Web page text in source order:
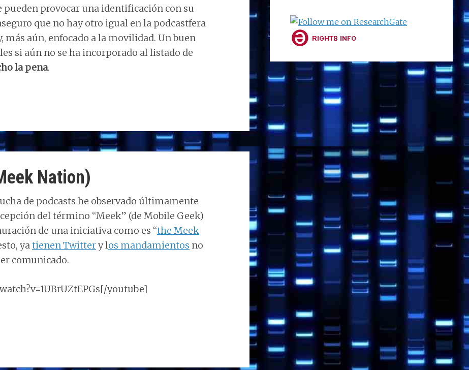
pueden provocar una identificación con su
que no hay otro igual en la podcastfera
aún, enfocado a la movilidad. Un buen
si aún no se ha incorporado al listado de
la pena.
Nation)
de podcasts he observado últimamente
del término “Meek” (de Mobile Geek)
de una iniciativa como es “the Meek
yatienen Twittery los mandamientos no
comunicado.
youtube]